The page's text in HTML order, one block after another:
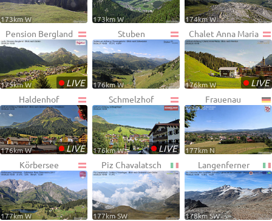
173km W 173km W 174km W
Pension Bergland
•LIVE
175km W
Stuben
176km W
Chalet Anna Maria
•LIVE
176km W
Haldenhof
•LIVE
176km W
Schmelzhof
•LIVE
176km W
Frauenau
177km N
Körbersee
177km W
Piz Chavalatsch
177km SW
Langenferner
178km SW